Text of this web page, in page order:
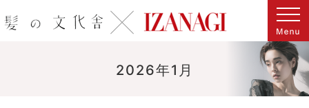
2026年1月
マンスリービューティーヘアマガジン「髪化粧 Kamikesho」はIZANAGIへと進化しました。
IZANAGI[イザナギ]感性と知性を刺激する、時代が読める美容専門誌